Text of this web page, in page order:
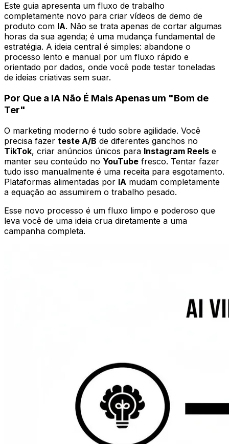
Este guia apresenta um fluxo de trabalho
completamente novo para criar vídeos de demo de
produto com IA. Não se trata apenas de cortar algumas
horas da sua agenda; é uma mudança fundamental de
estratégia. A ideia central é simples: abandone o
processo lento e manual por um fluxo rápido e
orientado por dados, onde você pode testar toneladas
de ideias criativas sem suar.
Por Que a IA Não É Mais Apenas um "Bom de
Ter"
O marketing moderno é tudo sobre agilidade. Você
precisa fazer teste A/B de diferentes ganchos no
TikTok, criar anúncios únicos para Instagram Reels e
manter seu conteúdo no YouTube fresco. Tentar fazer
tudo isso manualmente é uma receita para esgotamento.
Plataformas alimentadas por IA mudam completamente
a equação ao assumirem o trabalho pesado.
Esse novo processo é um fluxo limpo e poderoso que
leva você de uma ideia crua diretamente a uma
campanha completa.